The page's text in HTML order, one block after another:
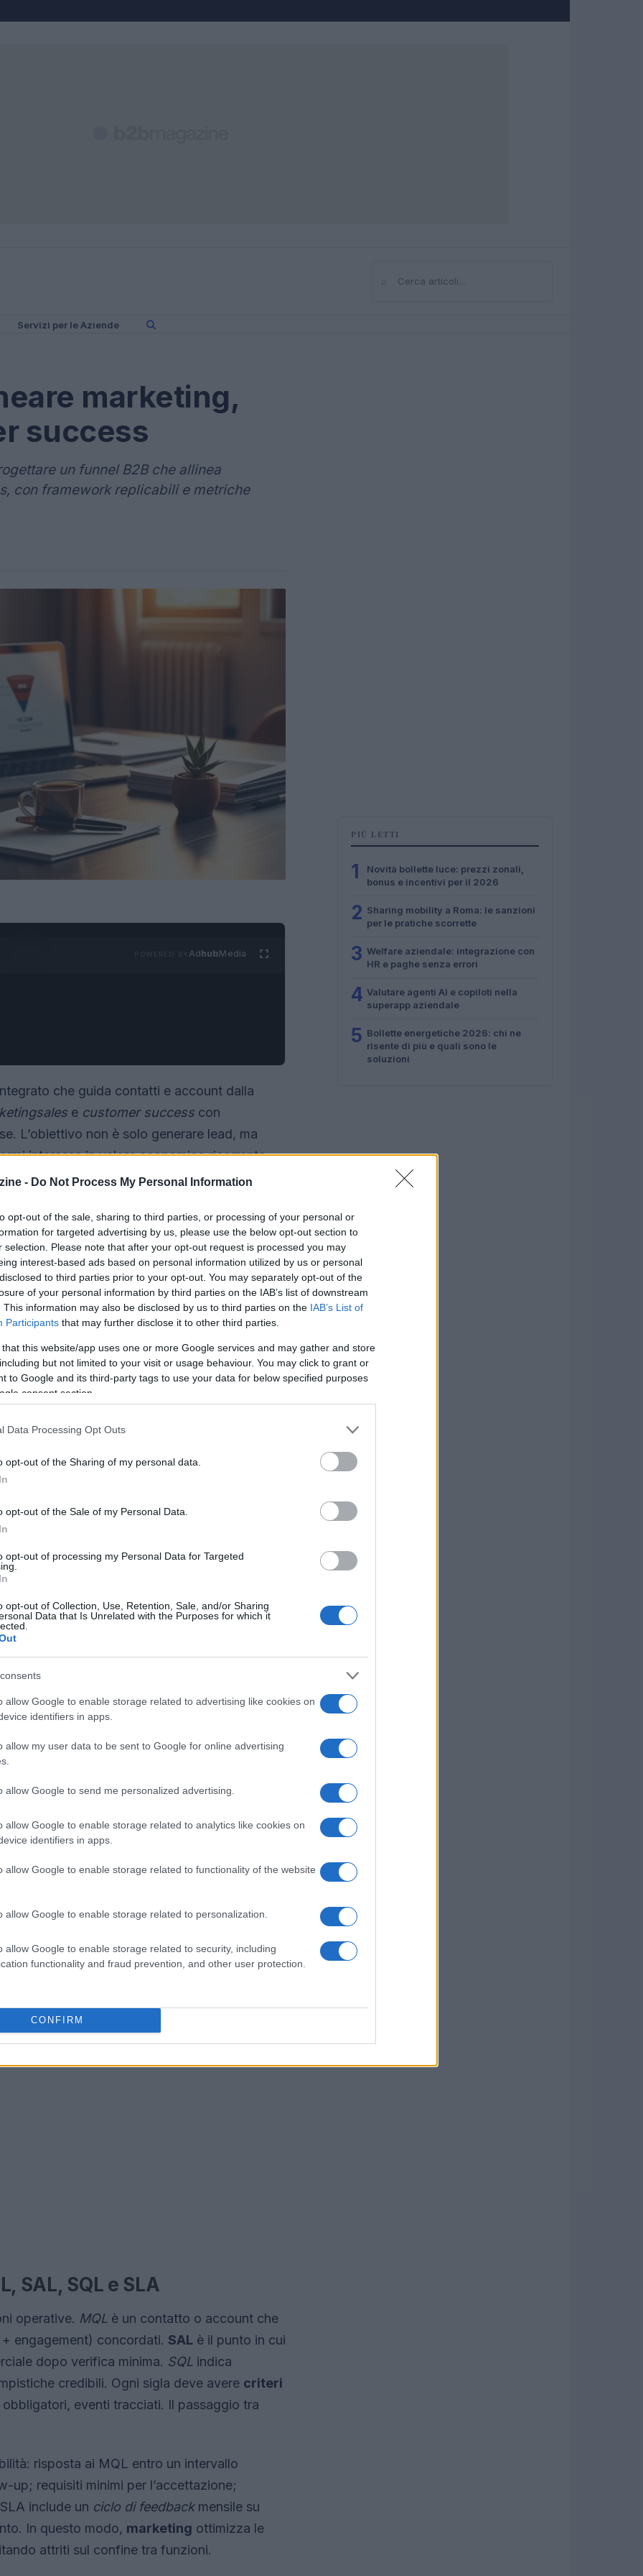
- Do Not Process My Personal Information
opt-out of the sale, sharing to third parties, or processing of your personal or
for targeted advertising by us, please use the below opt-out section to
selection. Please note that after your opt-out request is processed you may
interest-based ads based on personal information utilized by us or personal
to third parties prior to your opt-out. You may separately opt-out of the
of your personal information by third parties on the IAB’s list of downstream
This information may also be disclosed by us to third parties on the IAB’s List of
Participants that may further disclose it to other third parties.
that this website/app uses one or more Google services and may gather and store
but not limited to your visit or usage behaviour. You may click to grant or
to Google and its third-party tags to use your data for below specified purposes
consent section.
Data Processing Opt Outs
opt-out of the Sharing of my personal data.
opt-out of the Sale of my Personal Data.
opt-out of processing my Personal Data for Targeted
opt-out of Collection, Use, Retention, Sale, and/or Sharing
Data that Is Unrelated with the Purposes for which it
allow Google to enable storage related to advertising like cookies on
identifiers in apps.
allow my user data to be sent to Google for online advertising
allow Google to send me personalized advertising.
allow Google to enable storage related to analytics like cookies on
identifiers in apps.
allow Google to enable storage related to functionality of the website
allow Google to enable storage related to personalization.
allow Google to enable storage related to security, including
functionality and fraud prevention, and other user protection.
CONFIRM
⌕Cerca
Servizi per le Aziende
marketing,
success
un funnel B2B che allinea
con framework replicabili e metriche
AdhubMedia
che guida contatti e account dalla
sales e customer success con
L’obiettivo non è solo generare lead, ma
interesse in valore economico ricorrente.
un linguaggio comune e responsabilità
cliente.
diallineamentoproduce sprechi: MQL che non
poco chiari, metriche scollegate dalla
questi attriti. Questo articolo presenta una
definizioni condivise di
Profile (ICP)la descrizione
di successo. Un ICP efficace specifica
maturità del problema e trigger
dei
tra account e ruoli consente messaggi,
a ogni fase, migliorando la qualità dei
3-5 attributi discriminanti dell’account; 2)
elencare i 3 ruoli chiave con obiezioni
di prova (
case study ROI, demo); 5)
lead poco in target. Con questi elementi,
esalespuò qualificare rapidamente il
SAL, SQL e SLA
operative. MQL è un contatto o account che
engagement) concordati. SAL è il punto in cui
dopo verifica minima. SQL indica
credibili. Ogni sigla deve avere criteri
eventi tracciati. Il passaggio tra
risposta ai MQL entro un intervallo
requisiti minimi per l’accettazione;
include un ciclo di feedbackmensile su
In questo modo, marketing ottimizza le
attriti sul confine tra funzioni.
PIÙ LETTI
1
Novità bollette luce: prezzi zonali,
bonus e incentivi per il 2026
2 Sharing mobility a Roma: le sanzioni
per le pratiche scorrette
3 Welfare aziendale: integrazione con
HR e paghe senza errori
4 Valutare agenti AI e copiloti nella
superapp aziendale
5 Bollette energetiche 2026: chi ne
risente di più e quali sono le
soluzioni